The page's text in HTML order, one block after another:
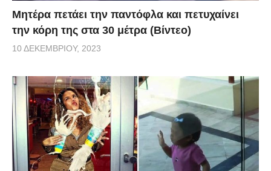
Μητέρα πετάει την παντόφλα και πετυχαίνει
την κόρη της στα 30 μέτρα (Βίντεο)
10 ΔΕΚΕΜΒΡΊΟΥ, 2023